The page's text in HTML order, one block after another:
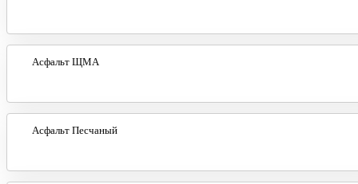
Асфальт ЩМА
Асфальт Песчаный